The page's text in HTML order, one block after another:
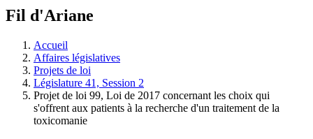
à
législative.
Fil d'Ariane
Accueil
Affaires législatives
Projets de loi
Législature 41, Session 2
Projet de loi 99, Loi de 2017 concernant les choix qui
s'offrent aux patients à la recherche d'un traitement de la
toxicomanie